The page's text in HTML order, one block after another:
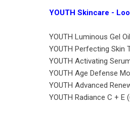
YOUTH Skincare -
YOUTH Luminous Gel
YOUTH Perfecting Skin
YOUTH Activating
YOUTH Age Defense
YOUTH Advanced
YOUTH Radiance C + E